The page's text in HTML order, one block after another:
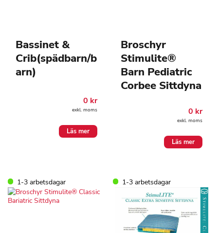
Bassinet &
Crib(spädbarn/b
arn)
0 kr
exkl. moms
Läs mer
Broschyr
Stimulite®
Barn Pediatric
Corbee Sittdyna
0 kr
exkl. moms
Läs mer
1-3 arbetsdagar 1-3 arbetsdagar